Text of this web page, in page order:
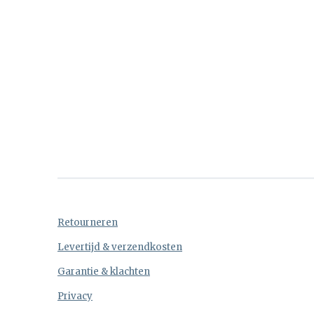
Retourneren
Levertijd & verzendkosten
Garantie & klachten
Privacy